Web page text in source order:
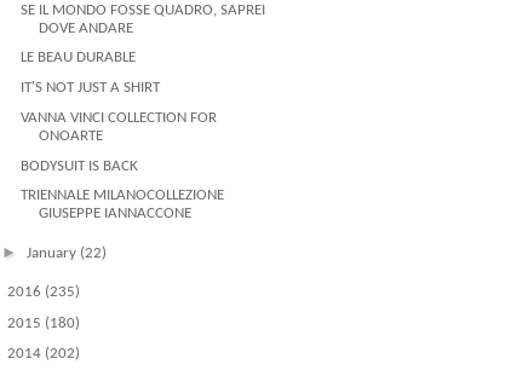
SE IL MONDO FOSSE QUADRO, SAPREI
DOVE ANDARE
LE BEAU DURABLE
IT'S NOT JUST A SHIRT
VANNA VINCI COLLECTION FOR
ONOARTE
BODYSUIT IS BACK
TRIENNALE MILANOCOLLEZIONE
GIUSEPPE IANNACCONE
► January (22)
2016 (235)
2015 (180)
2014 (202)